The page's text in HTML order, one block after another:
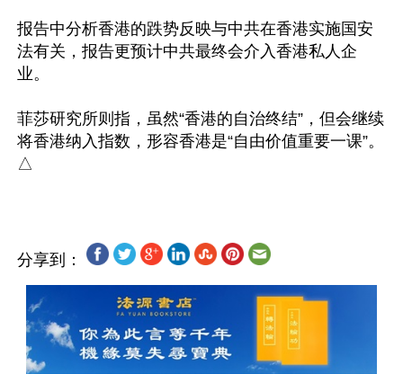
报告中分析香港的跌势反映与中共在香港实施国安
法有关，报告更预计中共最终会介入香港私人企
业。
菲莎研究所则指，虽然“香港的自治终结”，但会继续
将香港纳入指数，形容香港是“自由价值重要一课”。
△
分享到：